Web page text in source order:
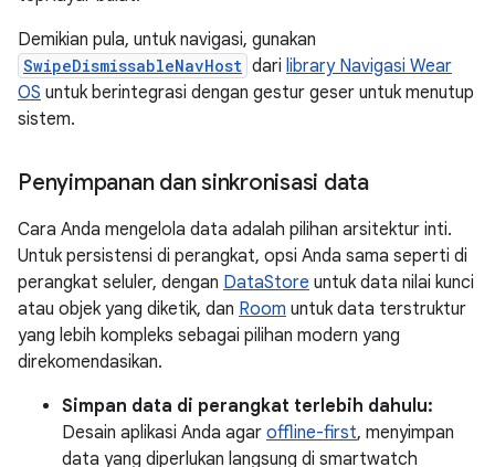
Demikian pula, untuk navigasi, gunakan
SwipeDismissableNavHost dari library Navigasi Wear
OS untuk berintegrasi dengan gestur geser untuk menutup
sistem.
Penyimpanan dan sinkronisasi data
Cara Anda mengelola data adalah pilihan arsitektur inti.
Untuk persistensi di perangkat, opsi Anda sama seperti di
perangkat seluler, dengan DataStore untuk data nilai kunci
atau objek yang diketik, dan Room untuk data terstruktur
yang lebih kompleks sebagai pilihan modern yang
direkomendasikan.
Simpan data di perangkat terlebih dahulu:
Desain aplikasi Anda agar offline-first, menyimpan
data yang diperlukan langsung di smartwatch